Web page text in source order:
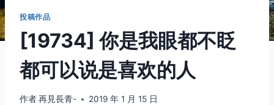
投稿作品
[19734] 你是我眼都不眨
都可以说是喜欢的人
作者再見長青- 2019 年 1 月 15 日